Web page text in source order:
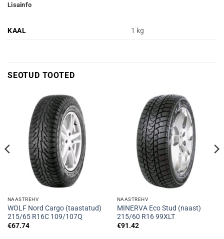
Lisainfo
KAAL 1 kg
SEOTUD TOOTED
NAASTREHV
WOLF Nord Cargo (taastatud)
215/65 R16C 109/107Q
€67.74
NAASTREHV
MINERVA Eco Stud (naast)
215/60 R16 99XLT
€91.42